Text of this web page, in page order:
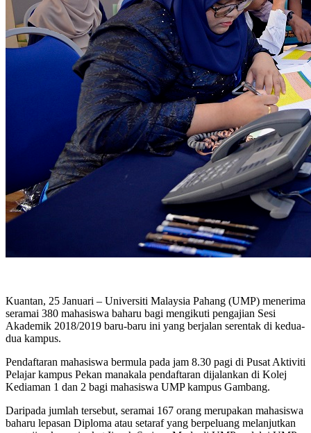
Kuantan, 25 Januari – Universiti Malaysia Pahang (UMP) menerima
seramai 380 mahasiswa baharu bagi mengikuti pengajian Sesi
Akademik 2018/2019 baru-baru ini yang berjalan serentak di kedua-
dua kampus.
Pendaftaran mahasiswa bermula pada jam 8.30 pagi di Pusat Aktiviti
Pelajar kampus Pekan manakala pendaftaran dijalankan di Kolej
Kediaman 1 dan 2 bagi mahasiswa UMP kampus Gambang.
Daripada jumlah tersebut, seramai 167 orang merupakan mahasiswa
baharu lepasan Diploma atau setaraf yang berpeluang melanjutkan